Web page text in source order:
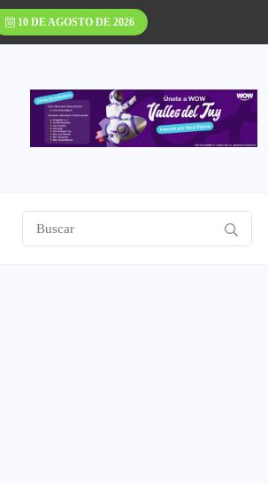
10 DE AGOSTO DE 2026